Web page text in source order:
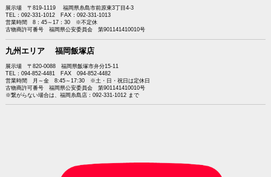
展示場 〒819-1119 福岡県糸島市前原東3丁目4-3
TEL：092-331-1012 FAX：092-331-1013
営業時間 8：45～17：30 ※不定休
古物商許可番号 福岡県公安委員会 第901141410010号
九州エリア 福岡飯塚店
展示場 〒820-0088 福岡県飯塚市弁分15-11
TEL：094-852-4481 FAX 094-852-4482
営業時間 月～金 8:45～17:30 ※土・日・祝日は定休日
古物商許可番号 福岡県公安委員会 第901141410010号
※繋がらない場合は、福岡糸島店：092-331-1012 まで